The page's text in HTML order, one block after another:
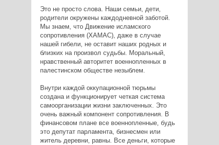
Это не просто слова. Наши семьи, дети,
родители окружены каждодневной заботой.
Мы знаем, что Движение исламского
сопротивления (ХАМАС), даже в случае
нашей гибели, не оставит наших родных и
близких на произвол судьбы. Моральный,
нравственный авторитет военнопленных в
палестинском обществе незыблем.
Внутри каждой оккупационной тюрьмы
создана и функционирует четкая система
самоорганизации жизни заключенных. Это
очень важный компонент сопротивления. В
финансовом плане все военнопленные, будь
это депутат парламента, бизнесмен или
житель деревни, равны. Все деньги, которые